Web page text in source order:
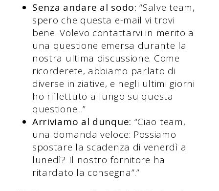
Senza andare al sodo: “Salve team,
spero che questa e-mail vi trovi
bene. Volevo contattarvi in merito a
una questione emersa durante la
nostra ultima discussione. Come
ricorderete, abbiamo parlato di
diverse iniziative, e negli ultimi giorni
ho riflettuto a lungo su questa
questione...”
Arriviamo al dunque: “Ciao team,
una domanda veloce: Possiamo
spostare la scadenza di venerdì a
lunedì? Il nostro fornitore ha
ritardato la consegna”.”